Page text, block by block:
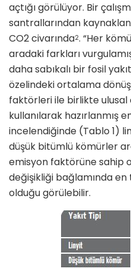
açtığı görülü­yor. Bir
santrallarından
CO2 civarın­da2. “Her
aradaki farkları
daha sabıkalı bir fosil
özelindeki ortalama
fak­törleri ile birlikte ulusal
kullanılarak hazırlanmış
incelendiğinde (Tablo 1)
düşük bitümlü kömürler
emisyon faktörüne sahip
deği­şikliği bağlamında en
olduğu görülebilir.